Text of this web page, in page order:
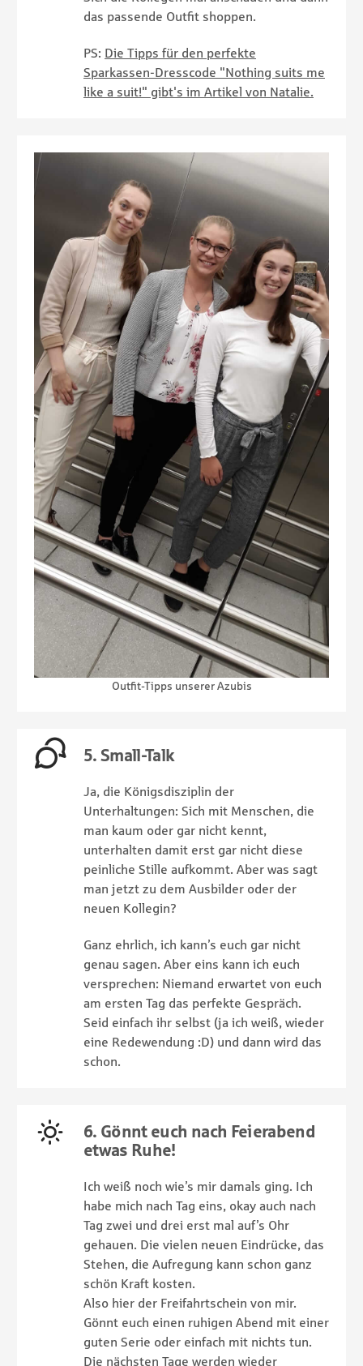
das passende Outfit shoppen.
PS: Die Tipps für den perfekte
Sparkassen-Dresscode "Nothing suits me
like a suit!" gibt's im Artikel von Natalie.
Outfit-Tipps unserer Azubis
5. Small-Talk
Ja, die Königsdisziplin der
Unterhaltungen: Sich mit Menschen, die
man kaum oder gar nicht kennt,
unterhalten damit erst gar nicht diese
peinliche Stille aufkommt. Aber was sagt
man jetzt zu dem Ausbilder oder der
neuen Kollegin?
Ganz ehrlich, ich kann’s euch gar nicht
genau sagen. Aber eins kann ich euch
versprechen: Niemand erwartet von euch
am ersten Tag das perfekte Gespräch.
Seid einfach ihr selbst (ja ich weiß, wieder
eine Redewendung :D) und dann wird das
schon.
6. Gönnt euch nach Feierabend
etwas Ruhe!
Ich weiß noch wie’s mir damals ging. Ich
habe mich nach Tag eins, okay auch nach
Tag zwei und drei erst mal auf’s Ohr
gehauen. Die vielen neuen Eindrücke, das
Stehen, die Aufregung kann schon ganz
schön Kraft kosten.
Also hier der Freifahrtschein von mir.
Gönnt euch einen ruhigen Abend mit einer
guten Serie oder einfach mit nichts tun.
Die nächsten Tage werden wieder